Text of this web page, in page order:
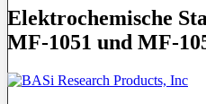
Elektrochemische
MF-1051 und MF-